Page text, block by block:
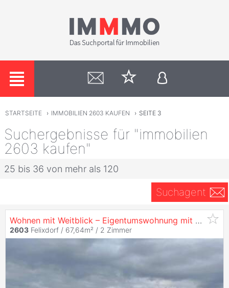
STARTSEITE › IMMOBILIEN 2603 KAUFEN › SEITE 3
Suchergebnisse für "immobilien
2603 kaufen"
25 bis 36 von mehr als 120
Suchagent
Wohnen mit Weitblick – Eigentumswohnung mit Top-Ausblick von der Loggia in Felixdorf
2603 Felixdorf / 67,64m² / 2 Zimmer